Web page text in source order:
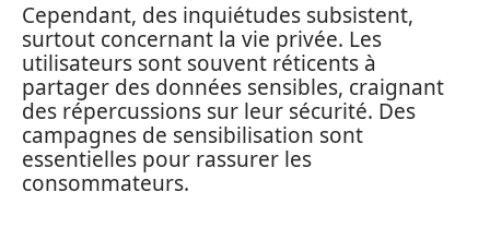
Cependant, des inquiétudes subsistent,
surtout concernant la vie privée. Les
utilisateurs sont souvent réticents à
partager des données sensibles, craignant
des répercussions sur leur sécurité. Des
campagnes de sensibilisation sont
essentielles pour rassurer les
consommateurs.